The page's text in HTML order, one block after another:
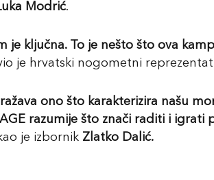
Modrić.
je ključna. To je nešto što ova
je hrvatski nogometni
ono što karakterizira našu
razumije što znači raditi i
je izbornik Zlatko Dalić.